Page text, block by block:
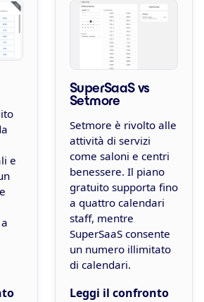
e
SuperSaaS vs
Setmore
Setmore è rivolto alle
attività di servizi
come saloni e centri
benessere. Il piano
gratuito supporta fino
a quattro calendari
staff, mentre
SuperSaaS consente
un numero illimitato
di calendari.
Leggi il confronto